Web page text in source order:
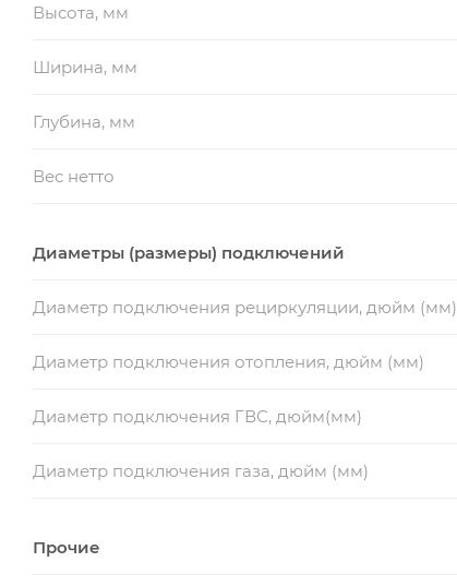
Высота, мм
Ширина, мм
Глубина, мм
Вес нетто
Диаметры (размеры) подключений
Диаметр подключения рециркуляции, дюйм (мм)
Диаметр подключения отопления, дюйм (мм)
Диаметр подключения ГВС, дюйм(мм)
Диаметр подключения газа, дюйм (мм)
Прочие